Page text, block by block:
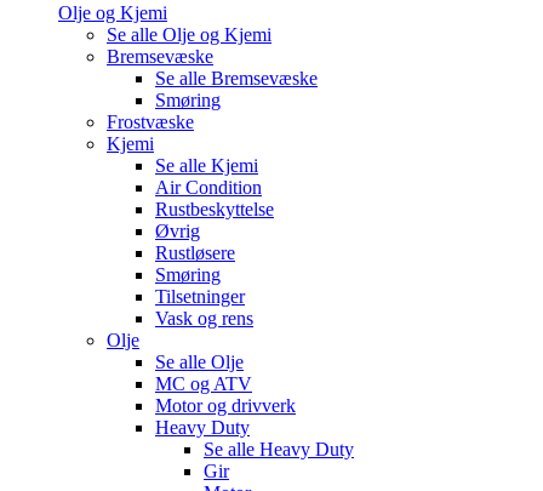
Olje og Kjemi
Se alle Olje og Kjemi
Bremsevæske
Se alle Bremsevæske
Smøring
Frostvæske
Kjemi
Se alle Kjemi
Air Condition
Rustbeskyttelse
Øvrig
Rustløsere
Smøring
Tilsetninger
Vask og rens
Olje
Se alle Olje
MC og ATV
Motor og drivverk
Heavy Duty
Se alle Heavy Duty
Gir